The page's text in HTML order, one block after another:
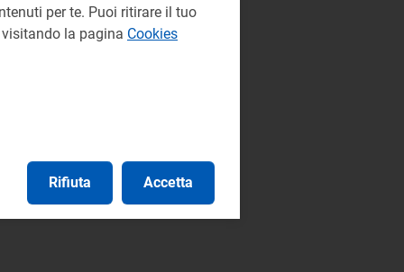
marzo 2026
per te. Puoi ritirare il tuo
la pagina Cookies
Rifiuta Accetta